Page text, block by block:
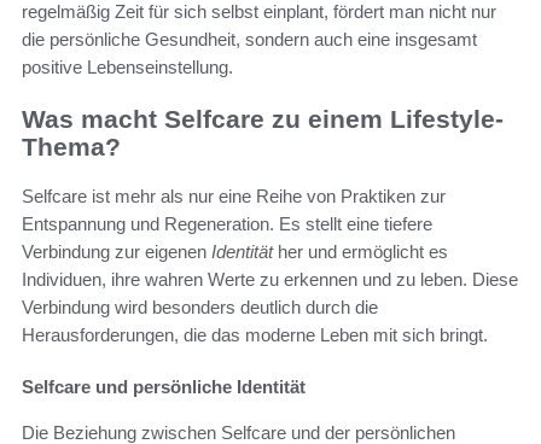
regelmäßig Zeit für sich selbst einplant, fördert man nicht nur
die persönliche Gesundheit, sondern auch eine insgesamt
positive Lebenseinstellung.
Was macht Selfcare zu einem Lifestyle-
Thema?
Selfcare ist mehr als nur eine Reihe von Praktiken zur
Entspannung und Regeneration. Es stellt eine tiefere
Verbindung zur eigenen Identitäther und ermöglicht es
Individuen, ihre wahren Werte zu erkennen und zu leben. Diese
Verbindung wird besonders deutlich durch die
Herausforderungen, die das moderne Leben mit sich bringt.
Selfcare und persönliche Identität
Die Beziehung zwischen Selfcare und der persönlichen